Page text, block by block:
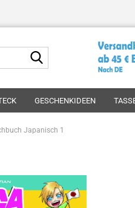
GESCHENKIDEEN
Japanisch 1